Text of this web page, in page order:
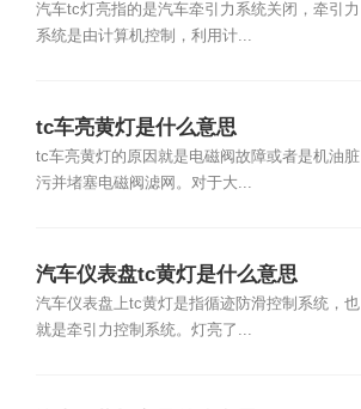
汽车tc灯亮指的是汽车牵引力系统关闭，牵引力
系统是由计算机控制，利用计...
tc车亮黄灯是什么意思
tc车亮黄灯的原因就是电磁阀故障或者是机油脏
污并堵塞电磁阀滤网。对于大...
汽车仪表盘tc黄灯是什么意思
汽车仪表盘上tc黄灯是指循迹防滑控制系统，也
就是牵引力控制系统。灯亮了...